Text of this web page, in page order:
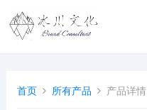
首页 所有产品 产品详情